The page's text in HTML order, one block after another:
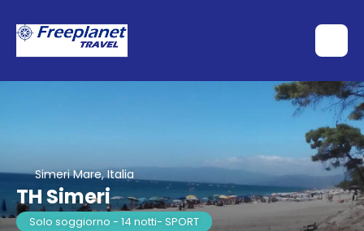
Simeri Mare, Italia
TH Simeri
Solo soggiorno - 14 notti- SPORT